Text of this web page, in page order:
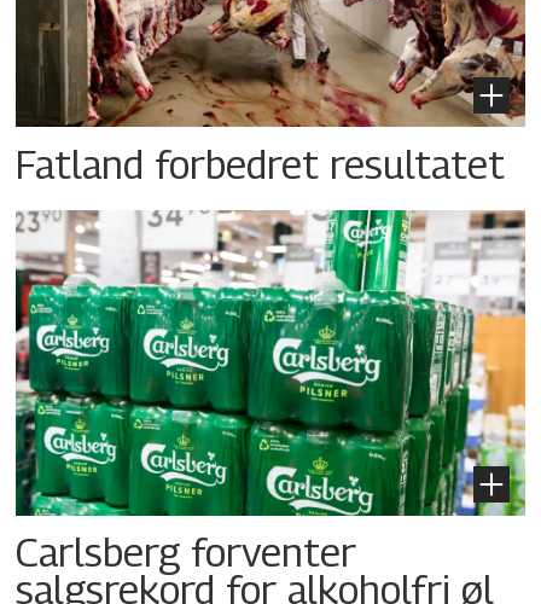
Fatland forbedret resultatet
Carlsberg forventer
salgsrekord for alkoholfri øl